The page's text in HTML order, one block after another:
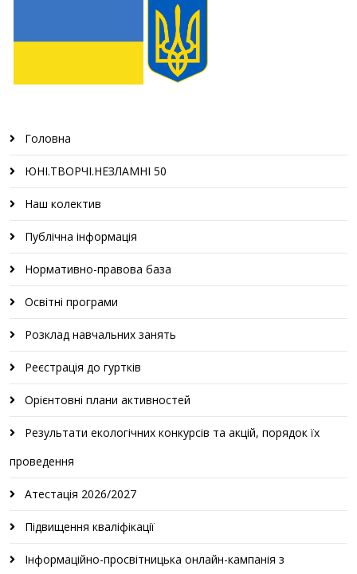
Головна
ЮНІ.ТВОРЧІ.НЕЗЛАМНІ 50
Наш колектив
Публічна інформація
Нормативно-правова база
Освітні програми
Розклад навчальних занять
Реєстрація до гуртків
Орієнтовні плани активностей
Результати екологічних конкурсів та акцій, порядок їх
проведення
Атестація 2026/2027
Підвищення кваліфікації
Інформаційно-просвітницька онлайн-кампанія з